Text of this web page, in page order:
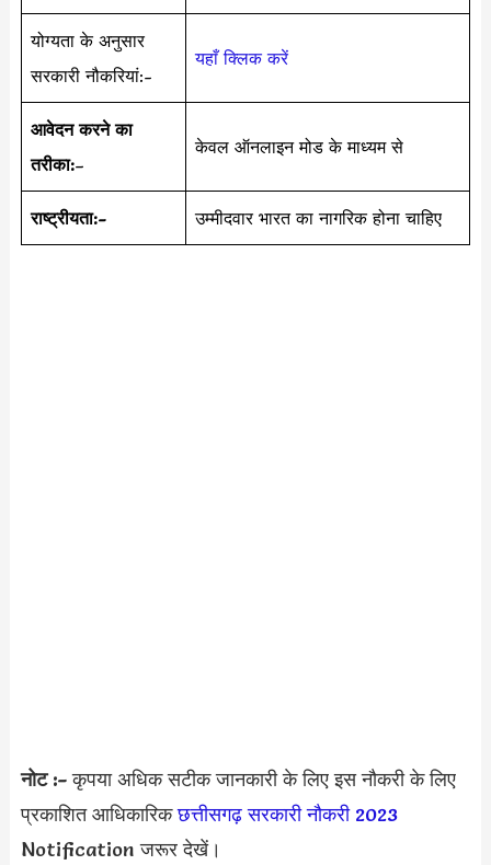
योग्यता के अनुसार
सरकारी नौकरियां:-
यहाँ क्लिक करें
आवेदन करने का
तरीका:–
केवल ऑनलाइन मोड के माध्यम से
राष्ट्रीयता:- उम्मीदवार भारत का नागरिक होना चाहिए
नोट :-कृपया अधिक सटीक जानकारी के लिए इस नौकरी के लिए
प्रकाशित आधिकारिकछत्तीसगढ़ सरकारी नौकरी 2023
Notification जरूर देखें।